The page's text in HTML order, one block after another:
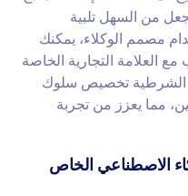
من السهل تلبية
مصمم الوكلاء، يمكنك
العلامة التجارية الخاصة
الشرطية تخصيص سلوك
مما يعزز من تجربة
الاصطناعي الخاص